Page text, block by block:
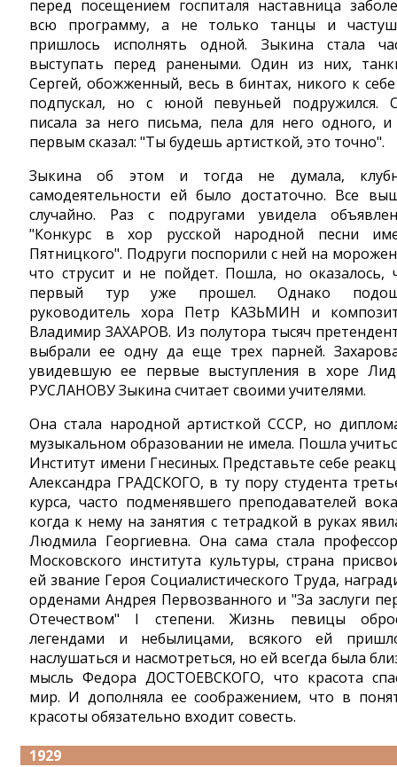
перед посещением госпиталя наставница
всю программу, а не только танцы и
пришлось исполнять одной. Зыкина стала
выступать перед ранеными. Один из них,
Сергей, обожженный, весь в бинтах, никого к
подпускал, но с юной певуньей подружился.
писала за него письма, пела для него одного,
первым сказал: "Ты будешь артисткой, это точно".
Зыкина об этом и тогда не думала,
самодеятельности ей было достаточно. Все
случайно. Раз с подругами увидела
"Конкурс в хор русской народной песни
Пятницкого". Подруги поспорили с ней на
что струсит и не пойдет. Пошла, но оказалось,
первый тур уже прошел. Однако
руководитель хора Петр КАЗЬМИН и
Владимир ЗАХАРОВ. Из полутора тысяч
выбрали ее одну да еще трех парней.
увидевшую ее первые выступления в хоре
РУСЛАНОВУ Зыкина считает своими учителями.
Она стала народной артисткой СССР, но
музыкальном образовании не имела. Пошла
Институт имени Гнесиных. Представьте себе
Александра ГРАДСКОГО, в ту пору студента
курса, часто подменявшего преподавателей
когда к нему на занятия с тетрадкой в руках
Людмила Георгиевна. Она сама стала
Московского института культуры, страна
ей звание Героя Социалистического Труда,
орденами Андрея Первозванного и "За заслуги
Отечеством" I cтепени. Жизнь певицы
легендами и небылицами, всякого ей
наслушаться и насмотреться, но ей всегда была
мысль Федора ДОСТОЕВСКОГО, что красота
мир. И дополняла ее соображением, что в
красоты обязательно входит совесть.
1929